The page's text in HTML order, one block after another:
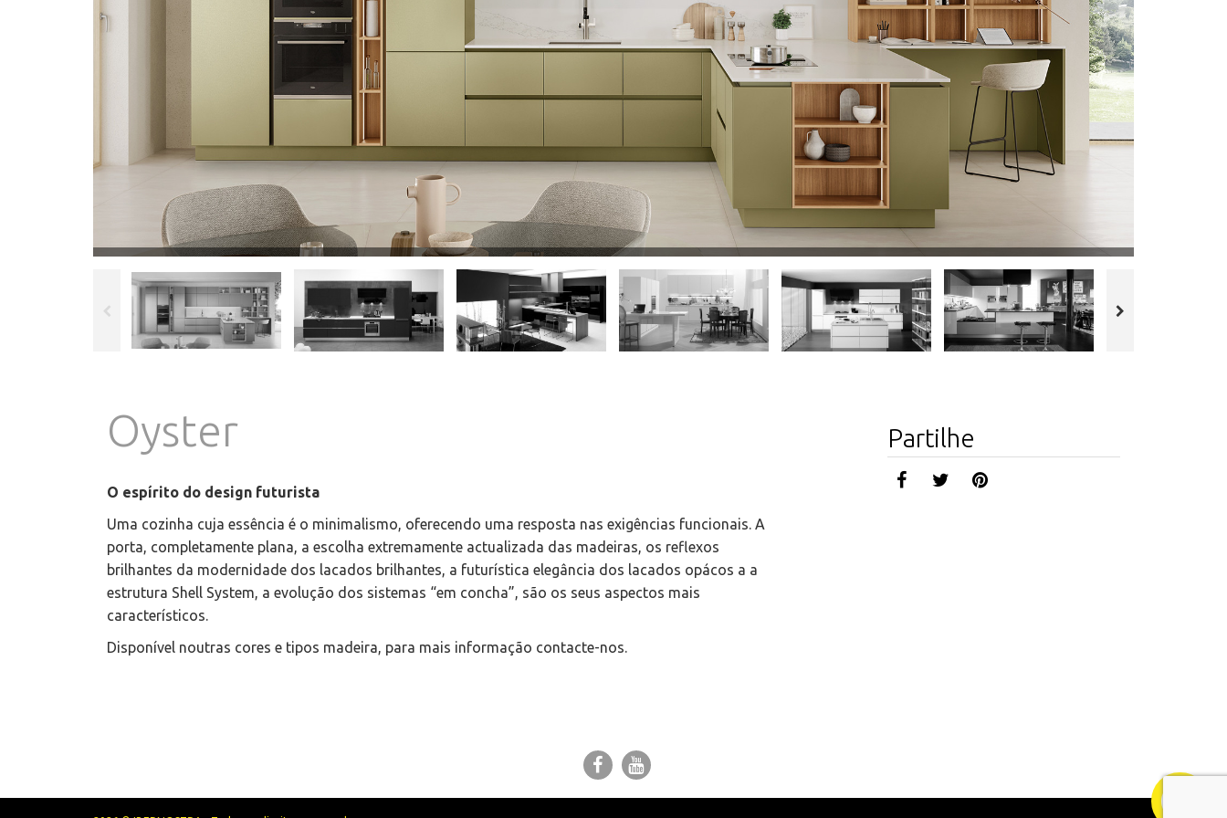
Oyster
O espírito do design futurista
Uma cozinha cuja essência é o minimalismo, oferecendo uma resposta nas exigências funcionais. A
porta, completamente plana, a escolha extremamente actualizada das madeiras, os reflexos
brilhantes da modernidade dos lacados brilhantes, a futurística elegância dos lacados opácos a a
estrutura Shell System, a evolução dos sistemas “em concha”, são os seus aspectos mais
característicos.
Disponível noutras cores e tipos madeira, para mais informação contacte-nos.
Partilhe